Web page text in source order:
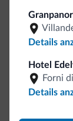
Details
Hotel
Forni
Details
Seien Sie
Kollektion
So viele von